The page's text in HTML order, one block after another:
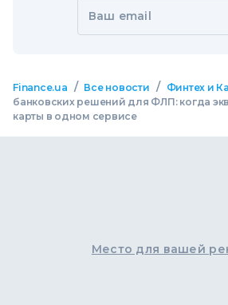
Ваш email
Finance.ua / Все новости / Финтех и
банковских решений для ФЛП: когда
карты в одном сервисе
Место для вашей